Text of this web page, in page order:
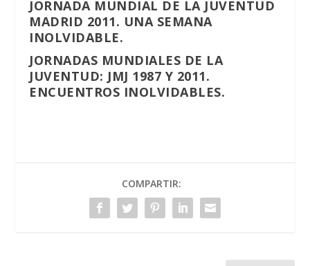
JORNADA MUNDIAL DE LA JUVENTUD
MADRID 2011. UNA SEMANA
INOLVIDABLE.
JORNADAS MUNDIALES DE LA
JUVENTUD: JMJ 1987 Y 2011.
ENCUENTROS INOLVIDABLES.
COMPARTIR: